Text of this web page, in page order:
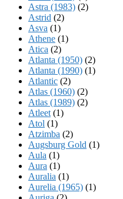
Astra (1983) (2)
Astrid (2)
Asva (1)
Athene (1)
Atica (2)
Atlanta (1950) (2)
Atlanta (1990) (1)
Atlantic (2)
Atlas (1960) (2)
Atlas (1989) (2)
Atleet (1)
Atol (1)
Atzimba (2)
Augsburg Gold (1)
Aula (1)
Aura (1)
Auralia (1)
Aurelia (1965) (1)